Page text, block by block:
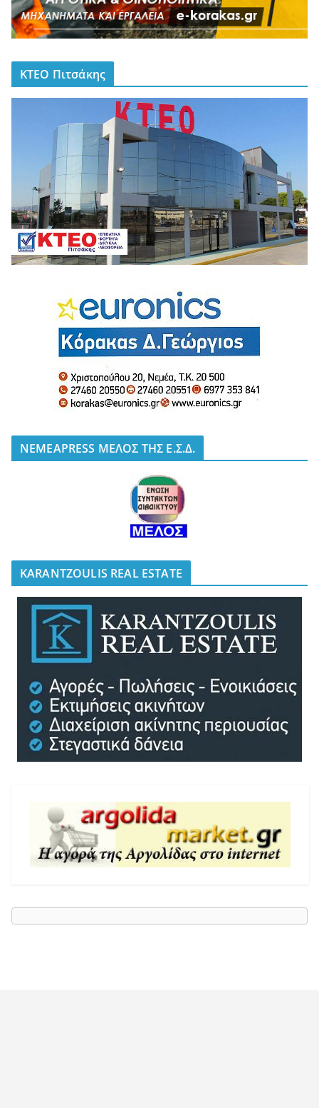
ΚΤΕΟ Πιτσάκης
NEMEAPRESS ΜΕΛΟΣ ΤΗΣ Ε.Σ.Δ.
KARANTZOULIS REAL ESTATE